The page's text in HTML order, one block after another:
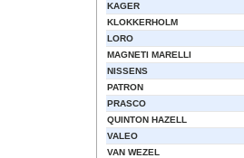
KAGER
KLOKKERHOLM
LORO
MAGNETI MARELLI
NISSENS
PATRON
PRASCO
QUINTON HAZELL
VALEO
VAN WEZEL